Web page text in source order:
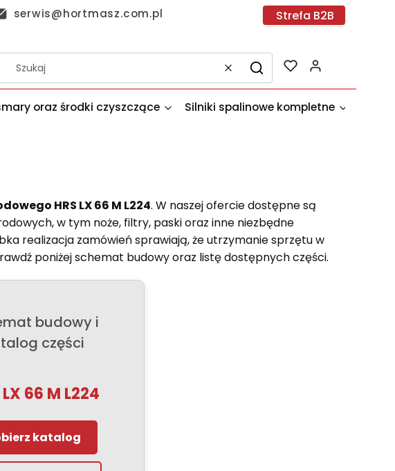
serwis@hortmasz.com.pl Strefa B2B
WyczyśćSzukaj
oraz środki czyszczące Silniki spalinowe kompletne
HRS LX 66 M L224. W naszej ofercie dostępne są
w tym noże, filtry, paski oraz inne niezbędne
realizacja zamówień sprawiają, że utrzymanie sprzętu w
poniżej schemat budowy oraz listę dostępnych części.
budowy i
części
LX 66 M L224
katalog